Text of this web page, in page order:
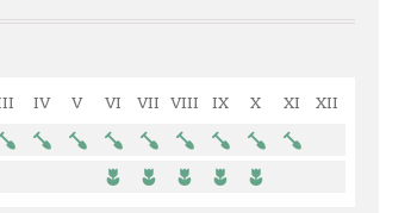
IV V VI VII VIII IX X XI XII